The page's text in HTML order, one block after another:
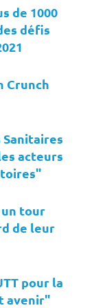
de 1000
défis
Crunch
acteurs
un tour
de leur
pour la
avenir"